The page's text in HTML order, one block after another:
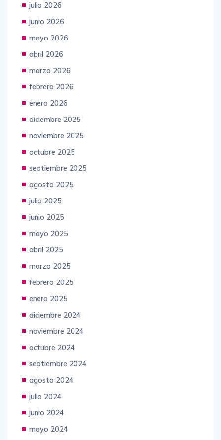
julio 2026
junio 2026
mayo 2026
abril 2026
marzo 2026
febrero 2026
enero 2026
diciembre 2025
noviembre 2025
octubre 2025
septiembre 2025
agosto 2025
julio 2025
junio 2025
mayo 2025
abril 2025
marzo 2025
febrero 2025
enero 2025
diciembre 2024
noviembre 2024
octubre 2024
septiembre 2024
agosto 2024
julio 2024
junio 2024
mayo 2024